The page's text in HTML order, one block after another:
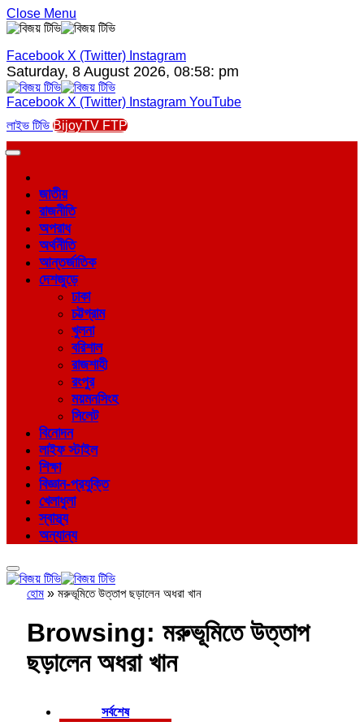
Close Menu
Facebook X (Twitter) Instagram
Saturday, 8 August 2026, 08:58: pm
Facebook X (Twitter) Instagram YouTube
লাইভ টিভি BijoyTV FTP
জাতীয়
রাজনীতি
অপরাধ
অর্থনীতি
আন্তর্জাতিক
দেশজুড়ে
ঢাকা
চট্টগ্রাম
খুলনা
বরিশাল
রাজশাহী
রংপুর
ময়মনসিংহ
সিলেট
বিনোদন
লাইফ স্টাইল
শিক্ষা
বিজ্ঞান-প্রযুক্তি
খেলাধুলা
স্বাস্থ্য
অন্যান্য
হোম » মরুভূমিতে উত্তাপ ছড়ালেন অধরা খান
Browsing: মরুভূমিতে উত্তাপ
ছড়ালেন অধরা খান
সর্বশেষ